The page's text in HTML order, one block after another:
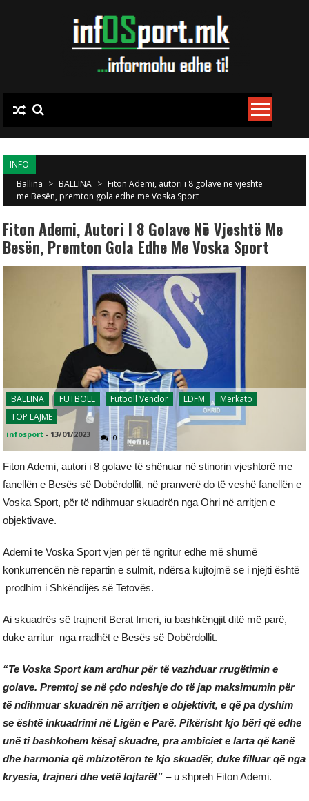
INFO
Ballina > BALLINA > Fiton Ademi, autori i 8 golave në vjeshtë
me Besën, premton gola edhe me Voska Sport
Fiton Ademi, Autori I 8 Golave Në Vjeshtë Me
Besën, Premton Gola Edhe Me Voska Sport
BALLINA FUTBOLL Futboll Vendor LDFM
Merkato
TOP LAJME
infosport - 13/01/2023 0
Fiton Ademi, autori i 8 golave të shënuar në stinorin vjeshtorë me
fanellën e Besës së Dobërdollit, në pranverë do të veshë fanellën e
Voska Sport, për të ndihmuar skuadrën nga Ohri në arritjen e
objektivave.
Ademi te Voska Sport vjen për të ngritur edhe më shumë
konkurrencën në repartin e sulmit, ndërsa kujtojmë se i njëjti është
prodhim i Shkëndijës së Tetovës.
Ai skuadrës së trajnerit Berat Imeri, iu bashkëngjit ditë më parë,
duke arritur nga rradhët e Besës së Dobërdollit.
“Te Voska Sport kam ardhur për të vazhduar rrugëtimin e
golave. Premtoj se në çdo ndeshje do të jap maksimumin për
të ndihmuar skuadrën në arritjen e objektivit, e që pa dyshim
se është inkuadrimi në Ligën e Parë. Pikërisht kjo bëri që edhe
unë ti bashkohem kësaj skuadre, pra ambiciet e larta që kanë
dhe harmonia që mbizotëron te kjo skuadër, duke filluar që nga
kryesia, trajneri dhe vetë lojtarët” – u shpreh Fiton Ademi.